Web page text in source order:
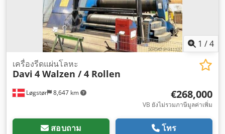
1 /4
Løgstør 8,647 km
เครื่องรีดแผ่นโลหะ
Davi 4 Walzen / 4 Rollen
€268,000
VB ยังไม่รวมภาษีมูลค่าเพิ่ม
สอบถาม โทร